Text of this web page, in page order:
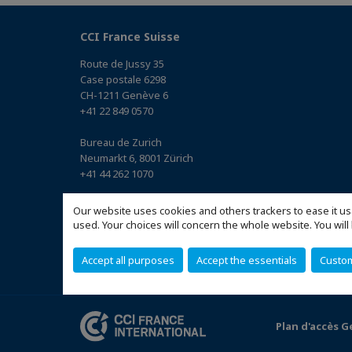
Our website uses cookies and others trackers to ease it
used. Your choices will concern the whole website. You
Accept all purposes Accept the essentials
CCI France Suisse
Route de Jussy 35
Case postale 6298
CH-1211 Genève 6
+41 22 849 0570
Bureau de Zurich
Neumarkt 6, 8001 Zürich
+41 44 262 1070
Bureau de Bâle
Elisabethenstrasse 23, 4051 Basel
(Accéder au plan)
Plan d'accès